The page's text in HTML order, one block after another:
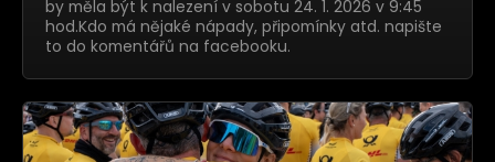
by měla být k nalezení v sobotu 24. 1. 2026 v 9:45
hod.Kdo má nějaké nápady, připomínky atd. napište
to do komentářů na facebooku.